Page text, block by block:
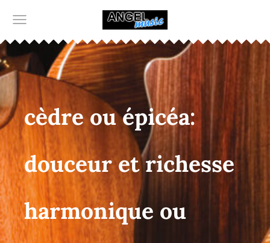
cèdre ou épicéa:
douceur et richesse
harmonique ou